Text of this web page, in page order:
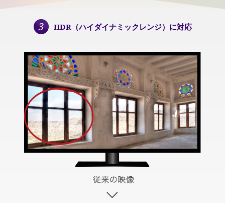
HDR（ハイダイナミックレンジ）に対応